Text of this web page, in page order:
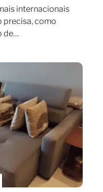
internacionais
precisa, como
de…